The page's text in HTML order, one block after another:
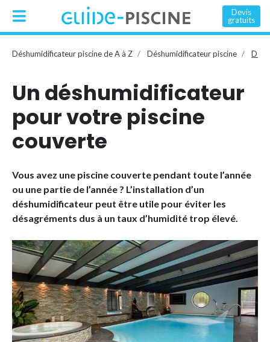
Devis
gratuits
Déshumidificateur piscine de A à Z Déshumidificateur piscine
Un déshumidificateur
pour votre piscine
couverte
Vous avez une piscine couverte pendant toute l’année
ou une partie de l’année ? L’installation d’un
déshumidificateur peut être utile pour éviter les
désagréments dus à un taux d’humidité trop élevé.